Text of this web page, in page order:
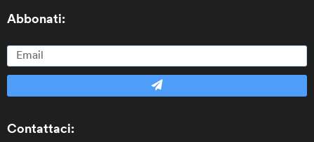
Abbonati:
Contattaci: